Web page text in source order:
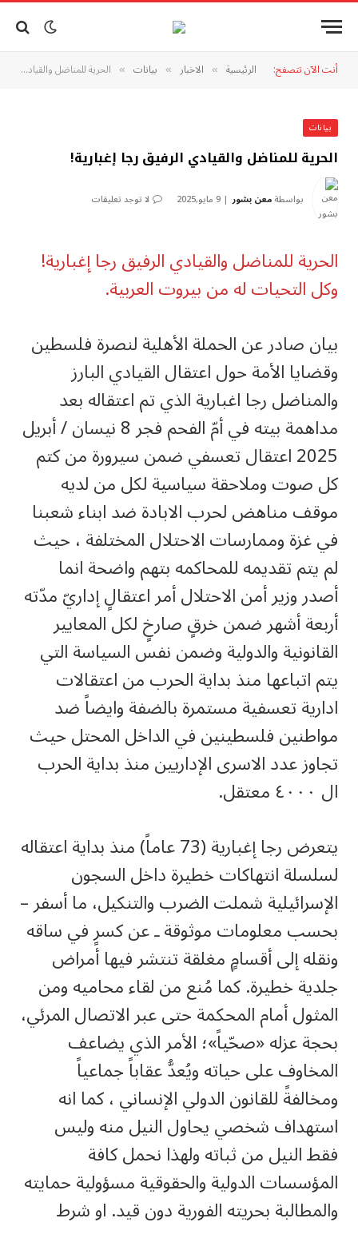
أنت الآن تتصفح: الرئيسية » الاخبار » بيانات » الحرية للمناضل والقيادي الرفيق رجا إغبارية!
بيانات
الحرية للمناضل والقيادي الرفيق رجا إغبارية!
بواسطةمعن بشور 9 مايو,2025 لا توجد تعليقات
الحرية للمناضل والقيادي الرفيق رجا إغبارية!
وكل التحيات له من بيروت العربية.
بيان صادر عن الحملة الأهلية لنصرة فلسطين
وقضايا الأمة حول اعتقال القيادي البارز
والمناضل رجا اغبارية الذي تم اعتقاله بعد
مداهمة بيته في أمّ الفحم فجر 8 نيسان / أبريل
2025 اعتقال تعسفي ضمن سيرورة من كتم
كل صوت وملاحقة سياسية لكل من لديه
موقف مناهض لحرب الابادة ضد ابناء شعبنا
في غزة وممارسات الاحتلال المختلفة ، حيث
لم يتم تقديمه للمحاكمه بتهم واضحة انما
أصدر وزير أمن الاحتلال أمر اعتقالٍ إداريّ مدّته
أربعة أشهر ضمن خرقٍ صارخٍ لكل المعايير
القانونية والدولية وضمن نفس السياسة التي
يتم اتباعها منذ بداية الحرب من اعتقالات
ادارية تعسفية مستمرة بالضفة وايضاً ضد
مواطنين فلسطينين في الداخل المحتل حيث
تجاوز عدد الاسرى الإداريين منذ بداية الحرب
ال ٤٠٠٠ معتقل.
يتعرض رجا إغبارية (73 عاماً) منذ بداية اعتقاله
لسلسلة انتهاكات خطيرة داخل السجون
الإسرائيلية شملت الضرب والتنكيل، ما أسفر –
بحسب معلومات موثوقة ـ عن كسرٍ في ساقه
ونقله إلى أقسامٍ مغلقة تنتشر فيها أمراض
جلدية خطيرة. كما مُنع من لقاء محاميه ومن
المثول أمام المحكمة حتى عبر الاتصال المرئي،
بحجة عزله «صحّياً»؛ الأمر الذي يضاعف
المخاوف على حياته ويُعدُّ عقاباً جماعياً
ومخالفةً للقانون الدولي الإنساني ، كما انه
استهداف شخصي يحاول النيل منه وليس
فقط النيل من ثباته ولهذا نحمل كافة
المؤسسات الدولية والحقوقية مسؤولية حمايته
والمطالبة بحريته الفورية دون قيد. او شرط